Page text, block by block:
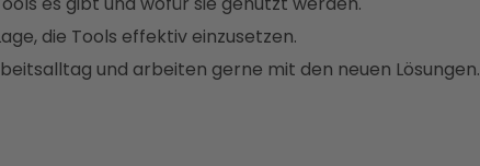
die Tools effektiv einzusetzen.
und arbeiten gerne mit den neuen Lösungen.